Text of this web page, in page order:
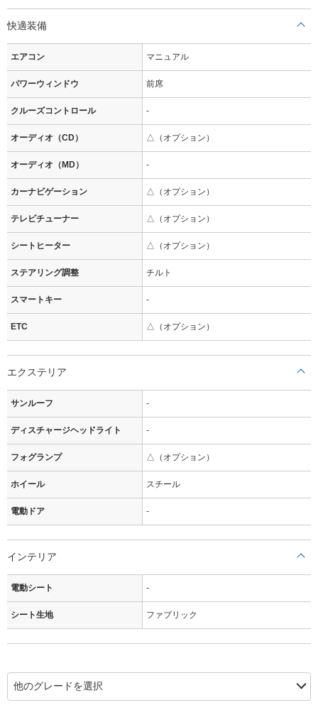
快適装備
エアコン マニュアル
パワーウィンドウ 前席
クルーズコントロール -
オーディオ（CD） △（オプション）
オーディオ（MD） -
カーナビゲーション △（オプション）
テレビチューナー △（オプション）
シートヒーター △（オプション）
ステアリング調整 チルト
スマートキー -
ETC △（オプション）
エクステリア
サンルーフ -
ディスチャージヘッドライト -
フォグランプ △（オプション）
ホイール スチール
電動ドア -
インテリア
電動シート -
シート生地 ファブリック